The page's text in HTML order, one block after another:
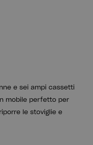
e sei ampi cassetti
mobile perfetto per
le stoviglie e